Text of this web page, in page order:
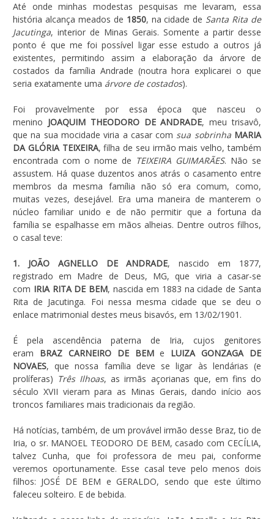
Até onde minhas modestas pesquisas me levaram, essa
história alcança meados de 1850, na cidade de Santa Rita de
Jacutinga, interior de Minas Gerais. Somente a partir desse
ponto é que me foi possível ligar esse estudo a outros já
existentes, permitindo assim a elaboração da árvore de
costados da família Andrade (noutra hora explicarei o que
seria exatamente uma árvore de costados).
Foi provavelmente por essa época que nasceu o
menino JOAQUIM THEODORO DE ANDRADE, meu trisavô,
que na sua mocidade viria a casar com sua sobrinha MARIA
DA GLÓRIA TEIXEIRA, filha de seu irmão mais velho, também
encontrada com o nome de TEIXEIRA GUIMARÃES. Não se
assustem. Há quase duzentos anos atrás o casamento entre
membros da mesma família não só era comum, como,
muitas vezes, desejável. Era uma maneira de manterem o
núcleo familiar unido e de não permitir que a fortuna da
família se espalhasse em mãos alheias. Dentre outros filhos,
o casal teve:
1. JOÃO AGNELLO DE ANDRADE, nascido em 1877,
registrado em Madre de Deus, MG, que viria a casar-se
com IRIA RITA DE BEM, nascida em 1883 na cidade de Santa
Rita de Jacutinga. Foi nessa mesma cidade que se deu o
enlace matrimonial destes meus bisavós, em 13/02/1901.
É pela ascendência paterna de Iria, cujos genitores
eram BRAZ CARNEIRO DE BEMe LUIZA GONZAGA DE
NOVAES, que nossa família deve se ligar às lendárias (e
prolíferas) Três Ilhoas, as irmãs açorianas que, em fins do
século XVII vieram para as Minas Gerais, dando início aos
troncos familiares mais tradicionais da região.
Há notícias, também, de um provável irmão desse Braz, tio de
Iria, o sr. MANOEL TEODORO DE BEM, casado com CECÍLIA,
talvez Cunha, que foi professora de meu pai, conforme
veremos oportunamente. Esse casal teve pelo menos dois
filhos: JOSÉ DE BEM e GERALDO, sendo que este último
faleceu solteiro. E de bebida.